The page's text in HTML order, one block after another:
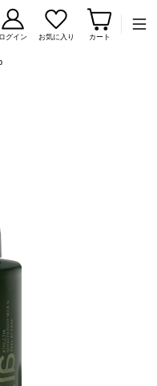
ログイン お気に入り カート